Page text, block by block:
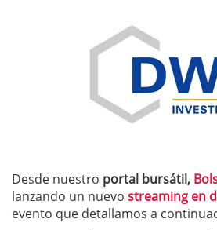
Desde nuestro portal bursátil,
lanzando un nuevo streaming en
evento que detallamos a